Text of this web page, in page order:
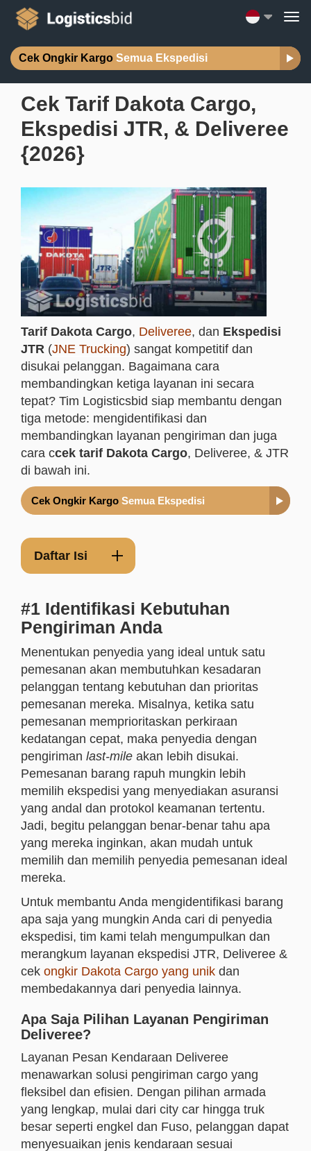
Cek Ongkir Kargo Semua Ekspedisi
Cek Tarif Dakota Cargo,
Ekspedisi JTR, & Deliveree
{2026}
Tarif Dakota Cargo, Deliveree, dan Ekspedisi
JTR (JNE Trucking) sangat kompetitif dan
disukai pelanggan. Bagaimana cara
membandingkan ketiga layanan ini secara
tepat? Tim Logisticsbid siap membantu dengan
tiga metode: mengidentifikasi dan
membandingkan layanan pengiriman dan juga
cara ccek tarif Dakota Cargo, Deliveree, & JTR
di bawah ini.
Cek Ongkir Kargo Semua Ekspedisi
Daftar Isi
#1 Identifikasi Kebutuhan
Pengiriman Anda
Menentukan penyedia yang ideal untuk satu
pemesanan akan membutuhkan kesadaran
pelanggan tentang kebutuhan dan prioritas
pemesanan mereka. Misalnya, ketika satu
pemesanan memprioritaskan perkiraan
kedatangan cepat, maka penyedia dengan
pengiriman last-mile akan lebih disukai.
Pemesanan barang rapuh mungkin lebih
memilih ekspedisi yang menyediakan asuransi
yang andal dan protokol keamanan tertentu.
Jadi, begitu pelanggan benar-benar tahu apa
yang mereka inginkan, akan mudah untuk
memilih dan memilih penyedia pemesanan ideal
mereka.
Untuk membantu Anda mengidentifikasi barang
apa saja yang mungkin Anda cari di penyedia
ekspedisi, tim kami telah mengumpulkan dan
merangkum layanan ekspedisi JTR, Deliveree &
cek ongkir Dakota Cargo yang unik dan
membedakannya dari penyedia lainnya.
Apa Saja Pilihan Layanan Pengiriman
Deliveree?
Layanan Pesan Kendaraan Deliveree
menawarkan solusi pengiriman cargo yang
fleksibel dan efisien. Dengan pilihan armada
yang lengkap, mulai dari city car hingga truk
besar seperti engkel dan Fuso, pelanggan dapat
menyesuaikan jenis kendaraan sesuai